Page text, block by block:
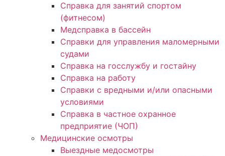
Справка для занятий спортом
(фитнесом)
Медсправка в бассейн
Справки для управления маломерными
судами
Справка на госслужбу и гостайну
Справка на работу
Cправки с вредными и/или опасными
условиями
Справка в частное охранное
предприятие (ЧОП)
Медицинские осмотры
Выездные медосмотры